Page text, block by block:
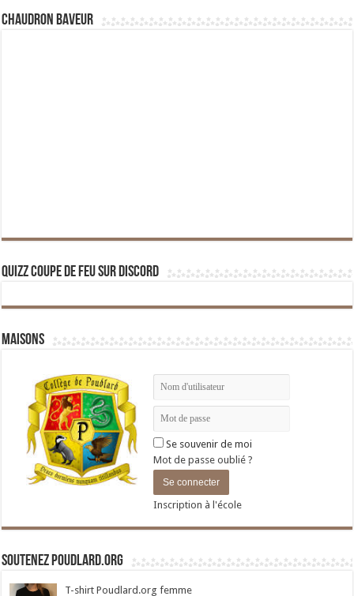
Chaudron Baveur
Quizz Coupe de Feu sur Discord
Maisons
Se souvenir de moi
Mot de passe oublié ?
Inscription à l'école
Soutenez Poudlard.org
T-shirt Poudlard.org femme